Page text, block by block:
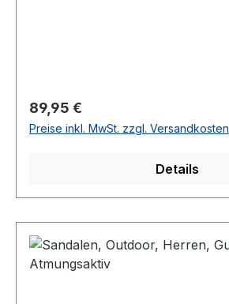
Regulärer Preis:
89,95 €
Preise inkl. MwSt. zzgl. Versandkosten
Details